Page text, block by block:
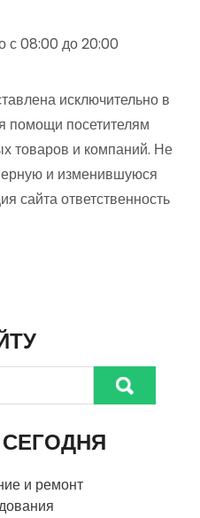
с 08:00 до 20:00
исключительно в
помощи посетителям
товаров и компаний. Не
и изменившуюся
сайта ответственность
и ремонт